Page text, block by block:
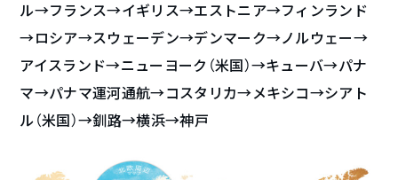
ル→フランス→イギリス→エストニア→フィンランド
→ロシア→スウェーデン→デンマーク→ノルウェー→
アイスランド→ニューヨーク（米国）→キューバ→パナ
マ→パナマ運河通航→コスタリカ→メキシコ→シアト
ル（米国）→釧路→横浜→神戸